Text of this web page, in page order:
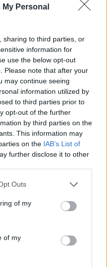
Personal
sharing to third parties, or
information for
use the below opt-out
Please note that after your
may continue seeing
information utilized by
to third parties prior to
opt-out of the further
by third parties on the
This information may
on the IAB’s List of
further disclose it to other
Outs
of my
of my
pre vŕtanie do
ocele, oceľoliatiny do
i tvárnej litiny,
krátkou trieskou, bronzu.
PN2913 z materiálu HSS,